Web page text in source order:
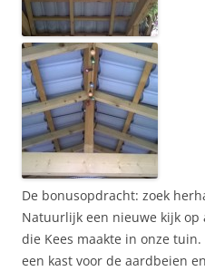
De bonusopdracht: zoek
Natuurlijk een nieuwe kijk
die Kees maakte in onze
een kast voor de aardbeien